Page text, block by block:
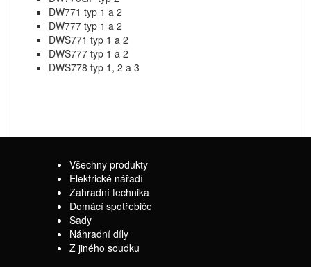
DW771 typ 1 a 2
DW777 typ 1 a 2
DWS771 typ 1 a 2
DWS777 typ 1 a 2
DWS778 typ 1, 2 a 3
Všechny produkty
Elektrické nářadí
Zahradní technika
Domácí spotřebiče
Sady
Náhradní díly
Z jiného soudku